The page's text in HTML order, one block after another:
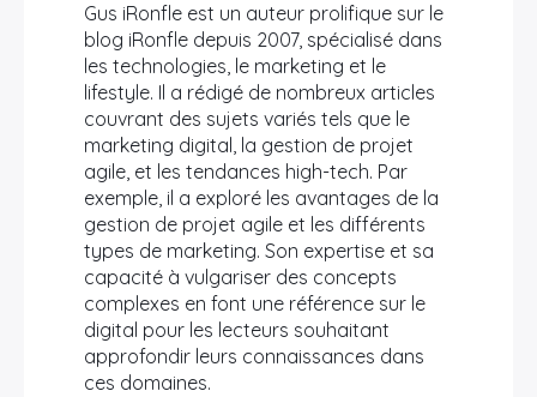
Gus iRonfle est un auteur prolifique sur le
blog iRonfle depuis 2007, spécialisé dans
les technologies, le marketing et le
lifestyle. Il a rédigé de nombreux articles
couvrant des sujets variés tels que le
marketing digital, la gestion de projet
agile, et les tendances high-tech. Par
exemple, il a exploré les avantages de la
gestion de projet agile et les différents
types de marketing. Son expertise et sa
capacité à vulgariser des concepts
complexes en font une référence sur le
digital pour les lecteurs souhaitant
approfondir leurs connaissances dans
ces domaines.